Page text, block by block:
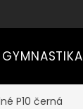
a vrácení zboží
GYMNASTIKA
P10 černá